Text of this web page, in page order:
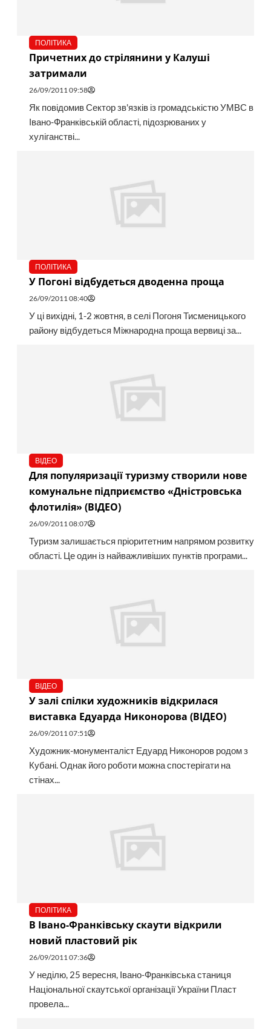
ПОЛІТИКА
Причетних до стрілянини у Калуші
затримали
26/09/2011 09:58
Як повідомив Сектор зв'язків із громадськістю УМВС в
Івано-Франківській області, підозрюваних у
хуліганстві...
ПОЛІТИКА
У Погоні відбудеться дводенна проща
26/09/2011 08:40
У ці вихідні, 1-2 жовтня, в селі Погоня Тисменицького
району відбудеться Міжнародна проща вервиці за...
ВІДЕО
Для популяризації туризму створили нове
комунальне підприємство «Дністровська
флотилія» (ВІДЕО)
26/09/2011 08:07
Туризм залишається пріоритетним напрямом розвитку
області. Це один із найважливіших пунктів програми...
ВІДЕО
У залі спілки художників відкрилася
виставка Едуарда Никонорова (ВІДЕО)
26/09/2011 07:51
Художник-монументаліcт Едуард Никоноров родом з
Кубані. Однак його роботи можна спостерігати на
стінах...
ПОЛІТИКА
В Івано-Франківську скаути відкрили
новий пластовий рік
26/09/2011 07:36
У неділю, 25 вересня, Івано-Франківська станиця
Національної скаутської організації України Пласт
провела...